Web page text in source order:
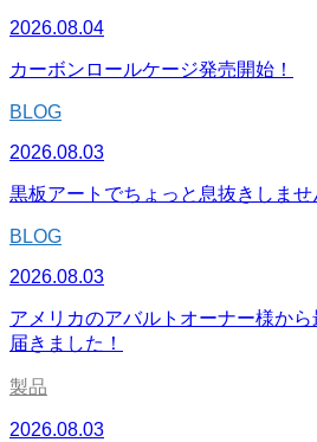
2026.08.04
カーボンロールケージ発売開始！
BLOG
2026.08.03
黒板アートでちょっと息抜きしませ
BLOG
2026.08.03
アメリカのアバルトオーナー様か
届きました！
製品
2026.08.03